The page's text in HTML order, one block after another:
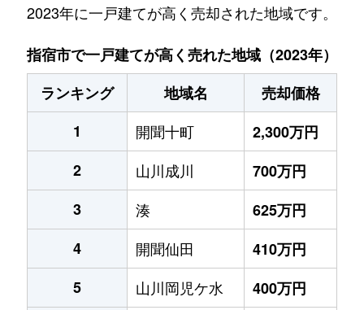
2023年に一戸建てが高く売却された地域です。
指宿市で一戸建てが高く売れた地域（2023年）
ランキング
地域名
売却価格
1
開聞十町
2,300万円
2
山川成川
700万円
3
湊
625万円
4
開聞仙田
410万円
5
山川岡児ケ水
400万円